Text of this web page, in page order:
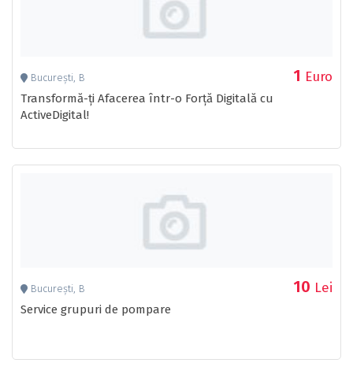
București, B 1 Euro
Transformă-ți Afacerea într-o Forță Digitală cu
ActiveDigital!
București, B 10 Lei
Service grupuri de pompare